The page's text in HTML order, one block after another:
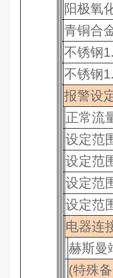
阳极氧
青铜合
不锈钢
不锈钢
报警设
正常流
设定范
设定范
设定范
设定范
电器连
赫斯曼
(特殊